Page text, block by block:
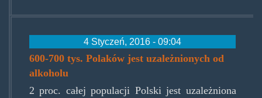
4 Styczeń, 2016 - 09:04
600-700 tys. Polaków jest uzależnionych od
alkoholu
2 proc. całej populacji Polski jest uzależniona